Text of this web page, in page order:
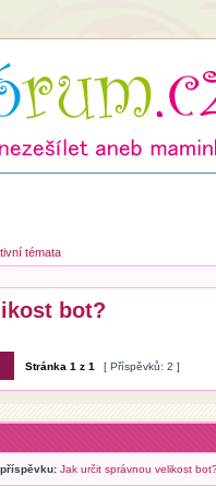
témata
bot?
Stránka1 z1 [ Příspěvků: 2 ]
Jak určit správnou velikost